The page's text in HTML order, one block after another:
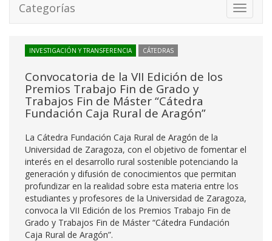
Toggle
Categorías
INVESTIGACIÓN Y TRANSFERENCIA CÁTEDRAS
Convocatoria de la VII Edición de los
Premios Trabajo Fin de Grado y
Trabajos Fin de Máster “Cátedra
Fundación Caja Rural de Aragón”
La Cátedra Fundación Caja Rural de Aragón de la
Universidad de Zaragoza, con el objetivo de fomentar el
interés en el desarrollo rural sostenible potenciando la
generación y difusión de conocimientos que permitan
profundizar en la realidad sobre esta materia entre los
estudiantes y profesores de la Universidad de Zaragoza,
convoca la VII Edición de los Premios Trabajo Fin de
Grado y Trabajos Fin de Máster “Cátedra Fundación
Caja Rural de Aragón”.